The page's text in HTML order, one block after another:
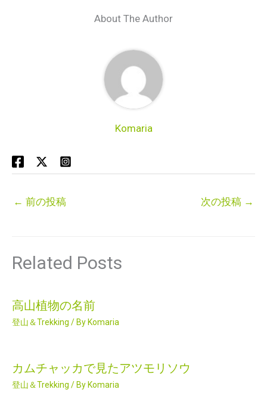
About The Author
Komaria
← 前の投稿 次の投稿 →
Related Posts
高山植物の名前
登山＆Trekking / ByKomaria
カムチャッカで見たアツモリソウ
登山＆Trekking / ByKomaria